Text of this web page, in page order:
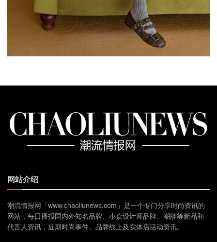
网站介绍
潮流情报网「www.chaoliunews.com」是一个专门分享时尚资讯的
网站，每日播报国内外知名品牌、小众设计师品牌、潮牌等新品和
代言人资讯，近期时尚事件、品牌线上及实体店活动资讯。